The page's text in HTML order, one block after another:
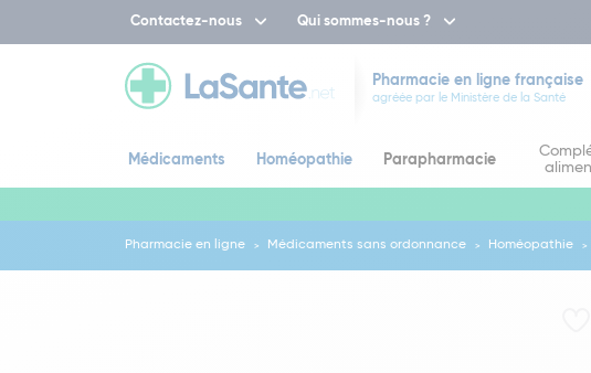
Contactez-nous Qui sommes-nous ?
Pharmacie en ligne française
agréée par le Ministère de la Santé
Médicaments Homéopathie Parapharmacie
Pharmacie en ligne Médicaments sans ordonnance Homéopathie